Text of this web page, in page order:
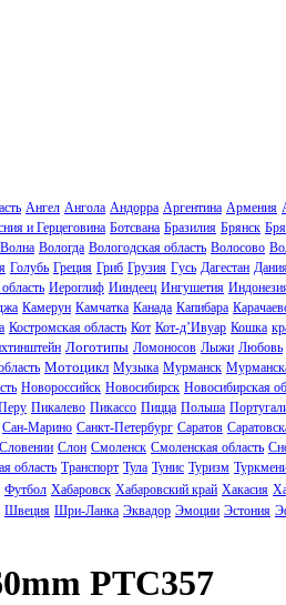
Ангел Ангола Андорра Аргентина Армения
и Герцеговина Ботсвана Бразилия Брянск
Волна Вологда Вологодская область Волосово
Голубь Греция Гриб Грузия Гусь Дагестан
Иероглиф Ииндеец Ингушетия
Камерун Камчатка Канада Капибара
Костромская область Кот Кот-д’Ивуар Кошка
Логотипы Ломоносов Лыжи Любовь
Мотоцикл Музыка Мурманск
Новороссийск Новосибирск Новосибирская
Пикалево Пикассо Пицца Польша
Сан-Марино Санкт-Петербург Саратов
Словении Слон Смоленск Смоленская область
область Транспорт Тула Тунис Туризм
Футбол Хабаровск Хабаровский край Хакасия
Швеция Шри-Ланка Эквадор Эмоции Эстония
PTC357